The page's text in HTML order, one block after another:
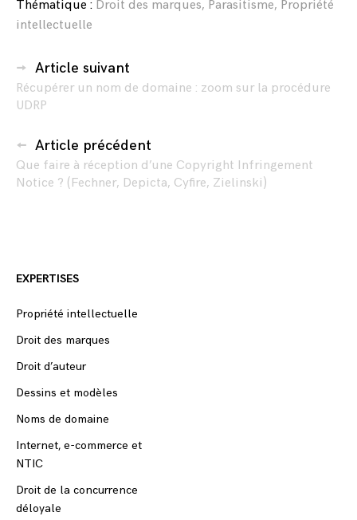
Thématique : Droit des marques, Parasitisme, Propriété
intellectuelle
Navigation
des
Article suivant
Récupérer un nom de domaine : zoom sur la procédure
UDRP
Article précédent
Que faire à réception d’une Copyright Infringement
Notice ? (Fechner, Depicta, Cyfire, Zielinski)
EXPERTISES
Propriété intellectuelle
Droit des marques
Droit d’auteur
Dessins et modèles
Noms de domaine
Internet, e-commerce et
NTIC
Droit de la concurrence
déloyale